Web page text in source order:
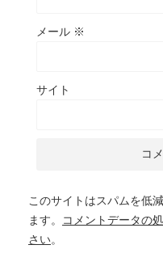
メール ※
サイト
このサイトはスパムを低
ます。
コメントデータの
さい。